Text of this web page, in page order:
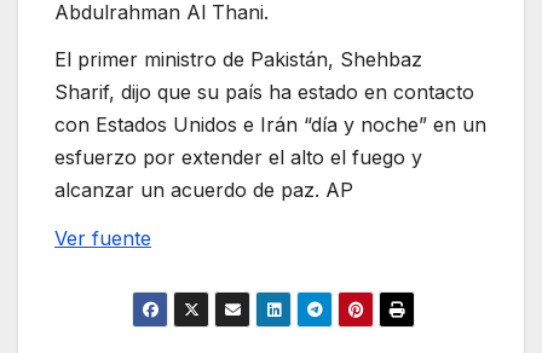
Abdulrahman Al Thani.
El primer ministro de Pakistán, Shehbaz
Sharif, dijo que su país ha estado en contacto
con Estados Unidos e Irán “día y noche” en un
esfuerzo por extender el alto el fuego y
alcanzar un acuerdo de paz. AP
Ver fuente